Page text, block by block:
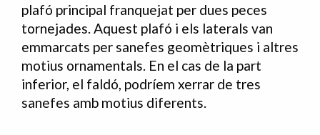
plafó principal franquejat per dues peces
tornejades. Aquest plafó i els laterals van
emmarcats per sanefes geomètriques i altres
motius ornamentals. En el cas de la part
inferior, el faldó, podríem xerrar de tres
sanefes amb motius diferents.